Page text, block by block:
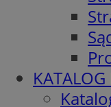
KATALOG